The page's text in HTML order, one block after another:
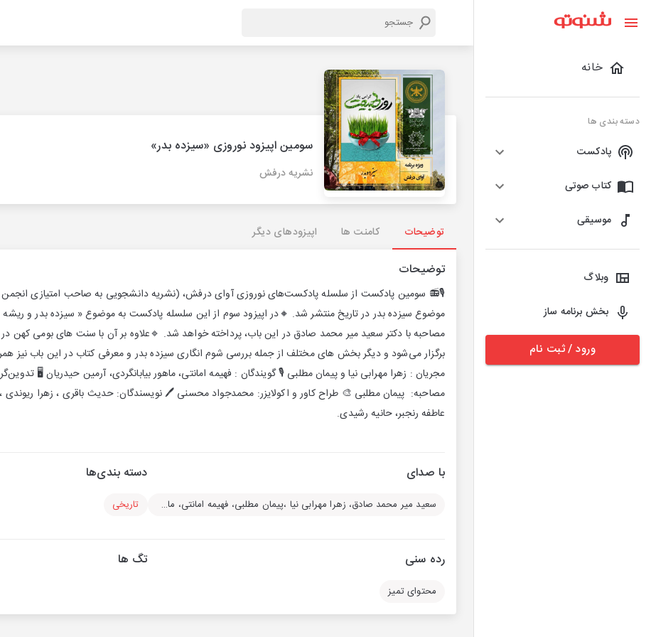
خانه
دسته بندی ها
پادکست
کتاب صوتی
موسیقی
وبلاگ
بخش برنامه ساز
ورود / ثبت نام
سومین اپیزود نوروزی «سیزده بدر»
نشریه درفش
توضیحات کامنت ها اپیزودهای دیگر
توضیحات
🎙📻 سومین پادکست از سلسله پادکست‌های نوروزی آوای درفش، (نشریه دانشجویی به صاحب امتیازی انجمن‌
موضوع سیزده بدر در تاریخ منتشر شد. 🔸در اپیزود سوم از این سلسله پادکست به موضوع « سیزده بدر و
مصاحبه با دکتر سعید میر محمد صادق در این باب، پرداخته خواهد شد. 🔹علاوه بر آن با سنت های بومی کهن
برگزار می‌شود و دیگر بخش های مختلف از جمله بررسی شوم انگاری سیزده بدر و معرفی کتاب در این باب نیز
مجریان : زهرا مهرابی نیا و پیمان مطلبی 🎙️ گویندگان : فهیمه امانتی، ماهور بیابانگردی، آرمین حیدریان 🖥️
مصاحبه: پیمان مطلبی 🎨 طراح کاور و اکولایزر: محمدجواد محسنی 🖊️ نویسندگان: حدیث باقری ، زهرا ریوندی
عاطفه رنجبر، حانیه رشیدی.
با صدای
سعید میر محمد صادق، زهرا مهرابی نیا ،پیمان مطلبی، فهیمه امانتی، ماهور بیابانگردی، آرمین حیدریان
دسته بندی‌ها
تاریخی
رده سنی
محتوای تمیز
تگ ها